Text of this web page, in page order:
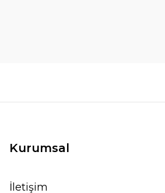
Kurumsal
İletişim